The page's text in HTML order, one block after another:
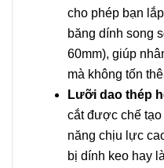
cho phép bạn
băng dính song
60mm), giúp
mà không tốn
Lưỡi dao thép
cắt được chế
năng chịu lực
bị dính keo hay